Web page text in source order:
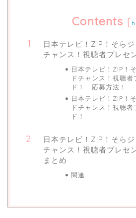
Contents [
日本テレビ！ZIP！そら
チャンス！視聴者プレセ
日本テレビ！ZIP！
ドチャンス！視聴
ド！ 応募方法！
日本テレビ！ZIP！
ドチャンス！視聴
ド！
日本テレビ！ZIP！そら
チャンス！視聴者プレセ
まとめ
関連